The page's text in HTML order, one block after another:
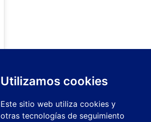
Utilizamos cookies
Este sitio web utiliza cookies y
otras tecnologías de seguimiento